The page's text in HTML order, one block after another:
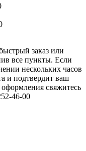
заказ или
все пункты. Если
нескольких часов
и подтвердит ваш
оформления свяжитесь
46-00